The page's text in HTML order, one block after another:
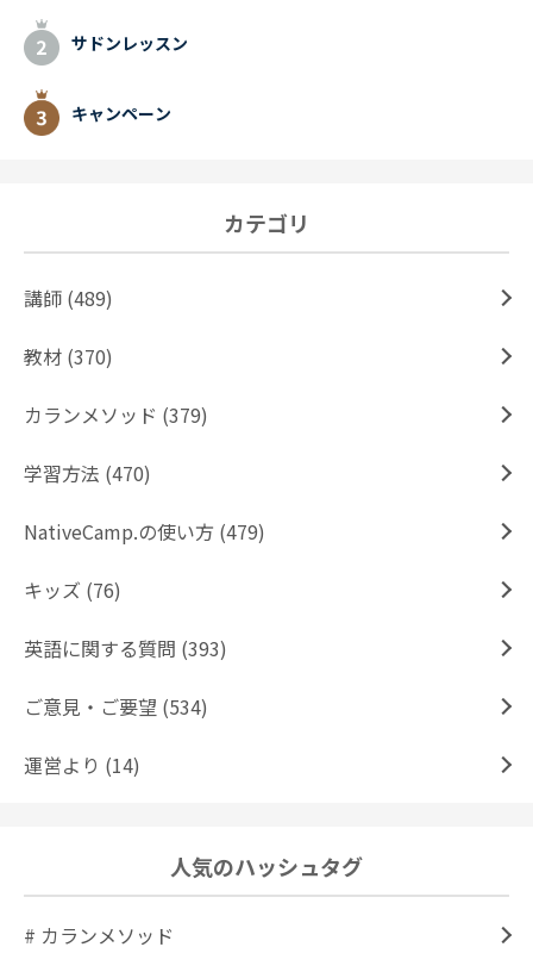
サドンレッスン
キャンペーン
カテゴリ
講師 (489)
教材 (370)
カランメソッド (379)
学習方法 (470)
NativeCamp.の使い方 (479)
キッズ (76)
英語に関する質問 (393)
ご意見・ご要望 (534)
運営より (14)
人気のハッシュタグ
# カランメソッド